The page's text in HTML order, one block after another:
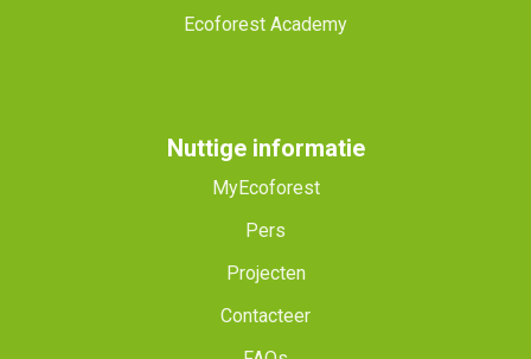
Ecoforest Academy
Nuttige informatie
MyEcoforest
Pers
Projecten
Contacteer